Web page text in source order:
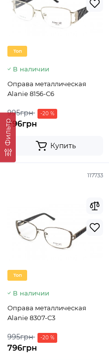
Фильтр
Топ
В наличии
Оправа металлическая
Alanie 8156-C6
995грн -20 %
796грн
Купить
117733
Топ
В наличии
Оправа металлическая
Alanie 8307-C3
995грн -20 %
796грн